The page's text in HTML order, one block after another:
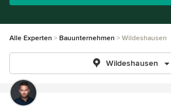
Alle Experten Bauunternehmen Wildeshausen
Wildeshausen